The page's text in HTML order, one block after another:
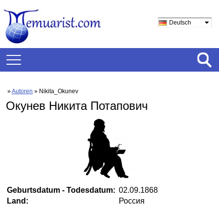
Deutsch
»Autoren » Nikita_Okunev
Окунев Никита Потапович
Geburtsdatum - Todesdatum: 02.09.1868
Land:
Россия